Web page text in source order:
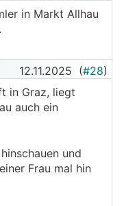
in Markt Allhau
12.11.2025 (#28)
in Graz, liegt
auch ein
und
Frau mal hin